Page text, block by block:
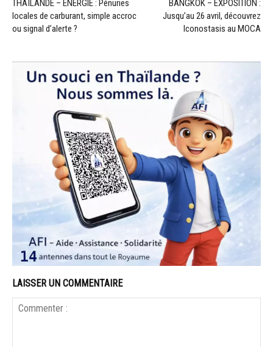
THAÏLANDE – ÉNERGIE : Pénuries
locales de carburant, simple accroc
ou signal d’alerte ?
BANGKOK – EXPOSITION :
Jusqu’au 26 avril, découvrez
Iconostasis au MOCA
LAISSER UN COMMENTAIRE